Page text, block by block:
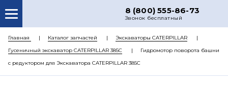
8 (800) 555-86-73
Звонок бесплатный
О НАС
КАТАЛОГ ЗАПЧАСТЕЙ
РЕМОНТ
Главная Каталог запчастей
Экскаваторы CATERPILLAR
Гусеничный экскаватор CATERPILLAR 385C
Гидромотор поворота башни
с редуктором для Экскаватора CATERPILLAR 385C